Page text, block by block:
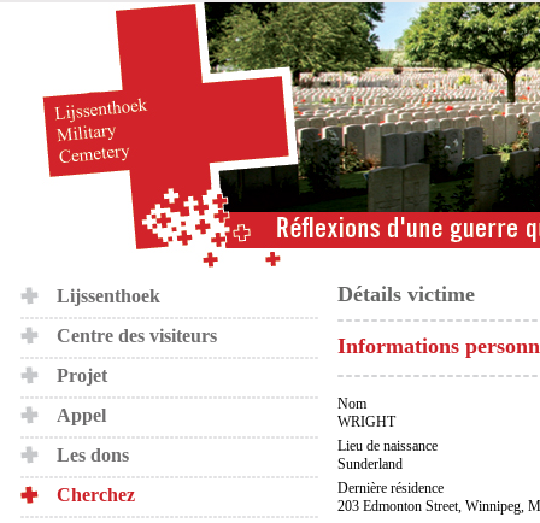
Lijssenthoek
Centre des visiteurs
Projet
Appel
Les dons
Cherchez
Détails victime
Informations
Nom
WRIGHT
Lieu de naissance
Sunderland
Dernière résidence
203 Edmonton Street, Winnipeg,